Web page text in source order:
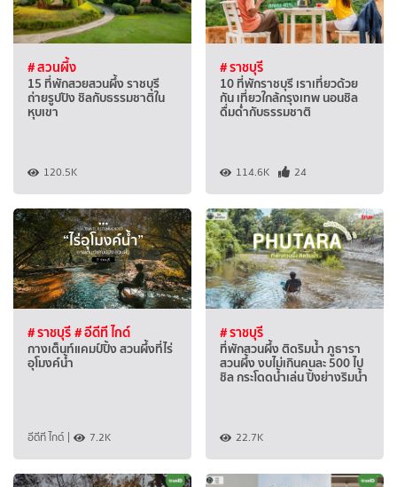
# สวนผึ้ง
15 ที่พักสวยสวนผึ้ง ราชบุรี
ถ่ายรูปปัง ชิลกับธรรมชาติใน
หุบเขา
120.5K
# ราชบุรี
10 ที่พักราชบุรี เราเที่ยวด้วย
กัน เที่ยวใกล้กรุงเทพ นอนชิล
ดื่มด่ำกับธรรมชาติ
114.6K 24
# ราชบุรี# อีดีที ไกด์
กางเต็นท์แคมป์ปิ้ง สวนผึ้งที่ไร่
อุโมงค์น้ำ
อีดีที ไกด์ 7.2K
# ราชบุรี
ที่พักสวนผึ้ง ติดริมน้ำ ภูธารา
สวนผึ้ง งบไม่เกินคนละ 500 ไป
ชิล กระโดดน้ำเล่น ปิ้งย่างริมน้ำ
22.7K